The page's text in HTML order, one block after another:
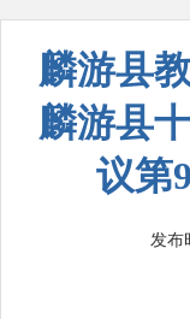
麟游县
麟游县
议第
发布